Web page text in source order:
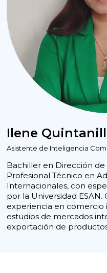
Ilene
Asistente de Inteligencia
Bachiller en Dirección
Profesional Técnico en
Internacionales, con
por la Universidad ESAN.
experiencia en comercio
estudios de mercados
exportación de